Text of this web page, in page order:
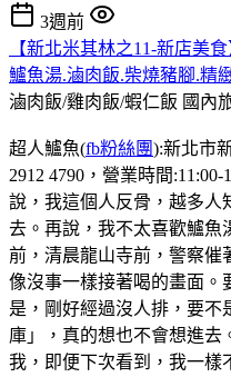
3週前
【新北米其林之11-新店美
鱸魚湯.滷肉飯.柴燒豬腳.精
滷肉飯/雞肉飯/蝦仁飯 國內
超人鱸魚(fb粉絲團):新北市
2912 4790，營業時間
說，我這個人反骨，越多人
去。再說，我不太喜歡鱸
前，清晨龍山寺前，警察催
像沒事一樣接著喝的畫面。
是，剛好經過沒人排，要不
庫」，真的想也不會想進去
我，即便下次看到，我一樣